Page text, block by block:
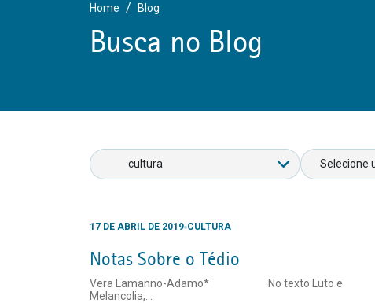
Home Blog
Busca no Blog
17 DE ABRIL DE 2019 CULTURA
Notas Sobre o Tédio
Vera Lamanno-Adamo* No texto Luto e
Melancolia,...